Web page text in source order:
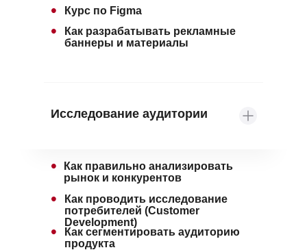
Курс по Figma
•
Как разрабатывать рекламные
баннеры и материалы
•
Исследование аудитории
Как правильно анализировать
рынок и конкурентов
•
Как проводить исследование
потребителей (Customer
Development)
•
Как сегментировать аудиторию
продукта
•